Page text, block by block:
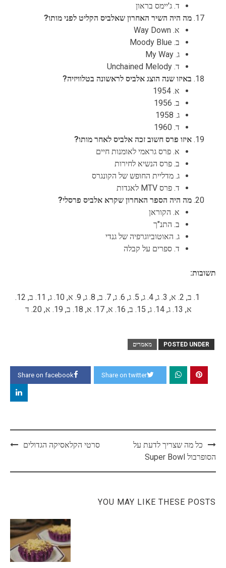
ד. ג'יימס בראון
מה היה השיר האחרון שאלביס הקליט לפני מותו?
א. Way Down
ב. Moody Blue
ג. My Way
ד. Unchained Melody
באיזו שנה הוצג אלביס לראשונה בטלוויזיה?
א. 1954
ב. 1956
ג. 1958
ד. 1960
איזו פרס חשוב זכה אלביס לאחר מותו?
א. פרס גראמי לאומנות חיים
ב. פרס הנשיא לחירות
ג. מדליית החופש של הקונגרס
ד. פרס MTV לאגדות
מה היה הספר האחרון שקרא אלביס פרסלי?
א. הקוראן
ב. התנ"ך
ג. האוטוביוגרפיה של גנדי
ד. ספרים על קבלה
תשובות:
ב, 2. א, 3. ג, 4. ג, 5. ג, 6. ג, 7. ב, 8. ג, 9. א, 10. ג, 11. ב, 12.
א, 13. ג, 14. ג, 15. ב, 16. א, 17. א, 18. ב, 19. א, 20. ד
POSTED UNDER מאמרים
Share on facebook Share on twitter
Post
navigation
כל מה שצריך לדעת על
הסופרבול Super Bowl
סרטי הקלאסיקה הגדולים
YOU MAY LIKE THESE POSTS